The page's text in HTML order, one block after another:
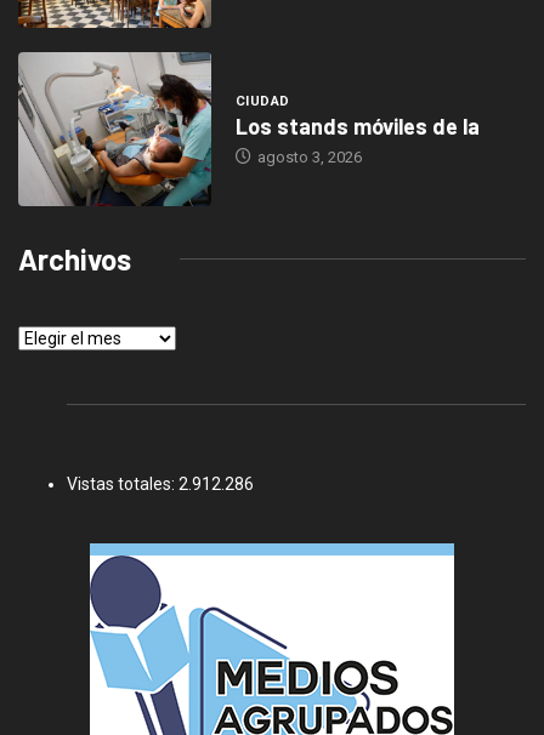
CIUDAD
Los stands móviles de la
agosto 3, 2026
Archivos
Archivos
Vistas totales: 2.912.286